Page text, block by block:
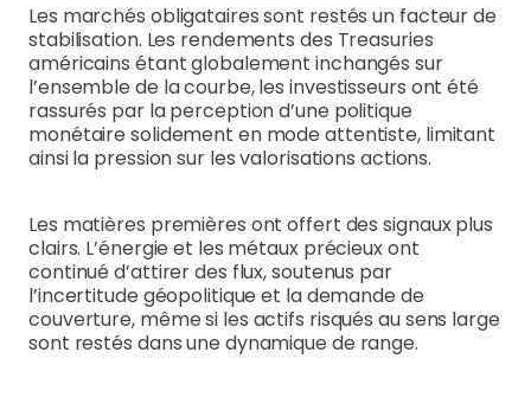
Les marchés obligataires sont restés un facteur de
stabilisation. Les rendements des Treasuries
américains étant globalement inchangés sur
l’ensemble de la courbe, les investisseurs ont été
rassurés par la perception d’une politique
monétaire solidement en mode attentiste, limitant
ainsi la pression sur les valorisations actions.
Les matières premières ont offert des signaux plus
clairs. L’énergie et les métaux précieux ont
continué d’attirer des flux, soutenus par
l’incertitude géopolitique et la demande de
couverture, même si les actifs risqués au sens large
sont restés dans une dynamique de range.